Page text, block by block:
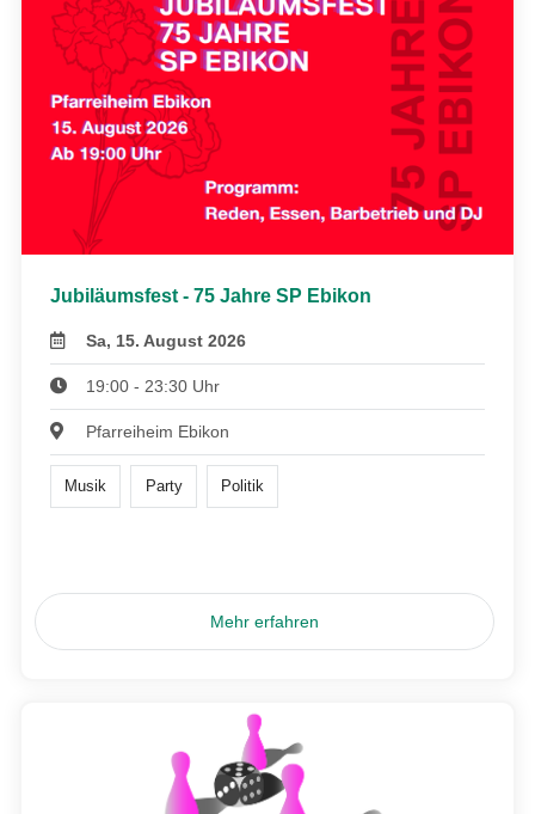
Jubiläumsfest - 75 Jahre SP Ebikon
Sa, 15. August 2026
19:00 - 23:30 Uhr
Pfarreiheim Ebikon
Musik Party Politik
Mehr erfahren